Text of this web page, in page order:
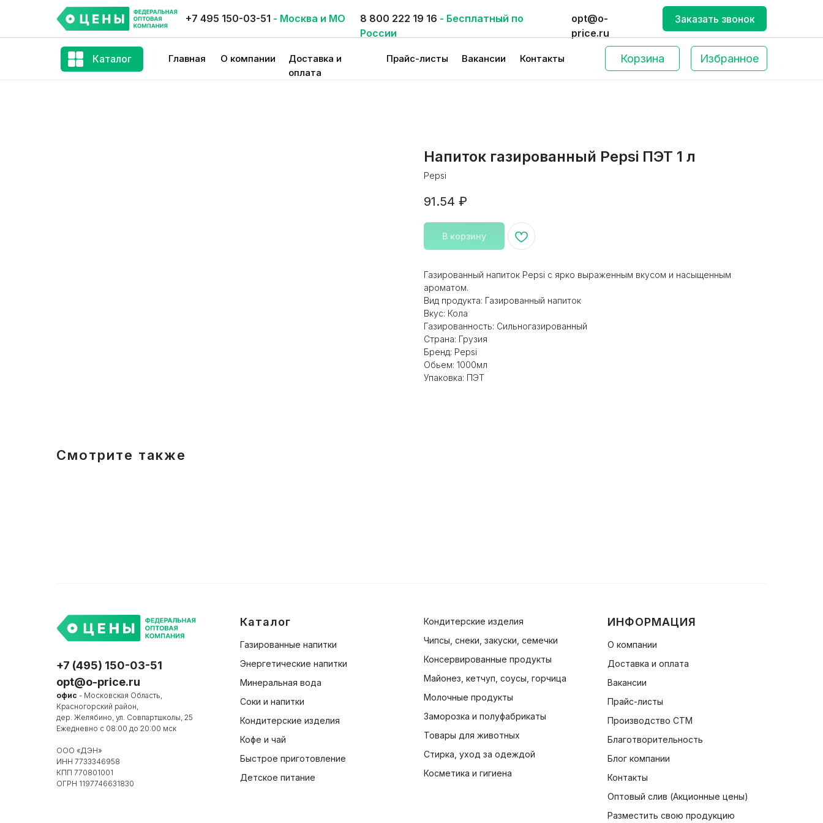
+7 495 150-03-51 - Москва и МО 8 800 222 19 16 - Бесплатный по
России
opt@o-
price.ru
Заказать звонок
Главная
Каталог О компании
Доставка и
оплата
Прайс-листы Вакансии Контакты Корзина Избранное
Напиток газированный Pepsi ПЭТ 1 л
Pepsi
91.54 ₽
В корзину
Газированный напиток Pepsi с ярко выраженным вкусом и насыщенным
ароматом.
Вид продукта: Газированный напиток
Вкус: Кола
Газированность: Сильногазированный
Страна: Грузия
Бренд: Pepsi
Обьем: 1000мл
Упаковка: ПЭТ
Смотрите также
+7 (495) 150-03-51
opt@o-price.ru
офис - Московская Область,
Красногорский район,
дер. Желябино, ул. Совпартшколы, 25
Ежедневно с 08:00 до 20:00 мск
ООО «ДЭН»
ИНН 7733346958
КПП 770801001
ОГРН 1197746631830
Каталог
Газированные напитки
Энергетические напитки
Минеральная вода
Соки и напитки
Кондитерские изделия
Кофе и чай
Быстрое приготовление
Детское питание
Кондитерские изделия
Чипсы, снеки, закуски, семечки
Консервированные продукты
Майонез, кетчуп, соусы, горчица
Молочные продукты
Заморозка и полуфабрикаты
Товары для животных
Стирка, уход за одеждой
Косметика и гигиена
ИНФОРМАЦИЯ
О компании
Доставка и оплата
Вакансии
Прайс-листы
Производство СТМ
Благотворительность
Блог компании
Контакты
Оптовый слив (Акционные цены)
Разместить свою продукцию